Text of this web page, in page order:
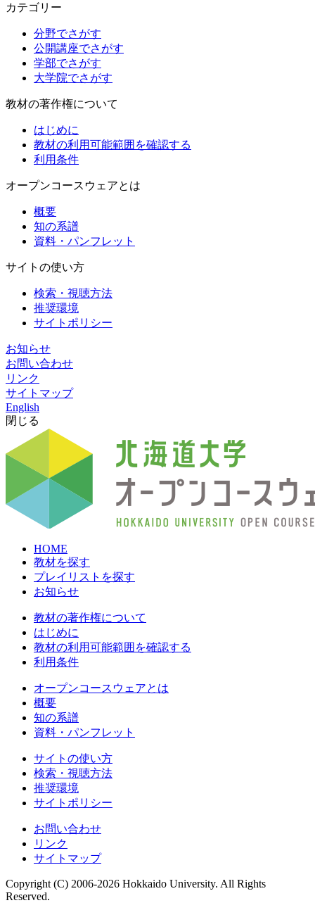
カテゴリー
分野でさがす
公開講座でさがす
学部でさがす
大学院でさがす
教材の著作権について
はじめに
教材の利用可能範囲を確認する
利用条件
オープンコースウェアとは
概要
知の系譜
資料・パンフレット
サイトの使い方
検索・視聴方法
推奨環境
サイトポリシー
お知らせ
お問い合わせ
リンク
サイトマップ
English
閉じる
HOME
教材を探す
プレイリストを探す
お知らせ
教材の著作権について
はじめに
教材の利用可能範囲を確認する
利用条件
オープンコースウェアとは
概要
知の系譜
資料・パンフレット
サイトの使い方
検索・視聴方法
推奨環境
サイトポリシー
お問い合わせ
リンク
サイトマップ
Copyright (C) 2006-2026 Hokkaido University. All Rights
Reserved.